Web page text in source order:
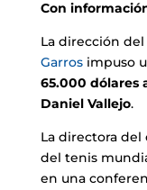
Con
La dirección
Garrosimpuso
65.000 dólares
Daniel Vallejo.
La directora del
del tenis
en una